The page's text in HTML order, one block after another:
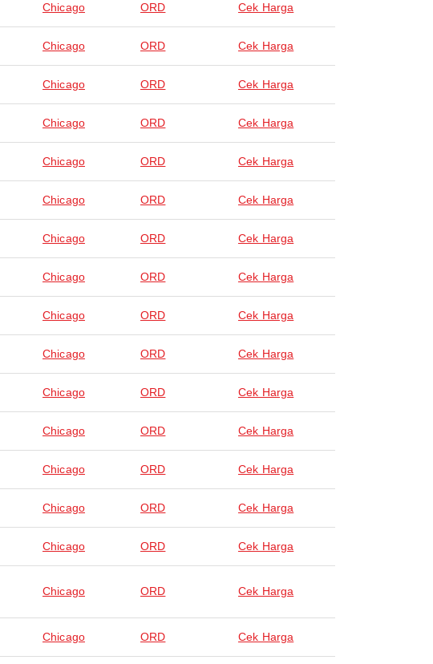
Chicago ORD Cek Harga
Chicago ORD Cek Harga
Chicago ORD Cek Harga
Chicago ORD Cek Harga
Chicago ORD Cek Harga
Chicago ORD Cek Harga
Chicago ORD Cek Harga
Chicago ORD Cek Harga
Chicago ORD Cek Harga
Chicago ORD Cek Harga
Chicago ORD Cek Harga
Chicago ORD Cek Harga
Chicago ORD Cek Harga
Chicago ORD Cek Harga
Chicago ORD Cek Harga
Chicago ORD Cek Harga
Chicago ORD Cek Harga